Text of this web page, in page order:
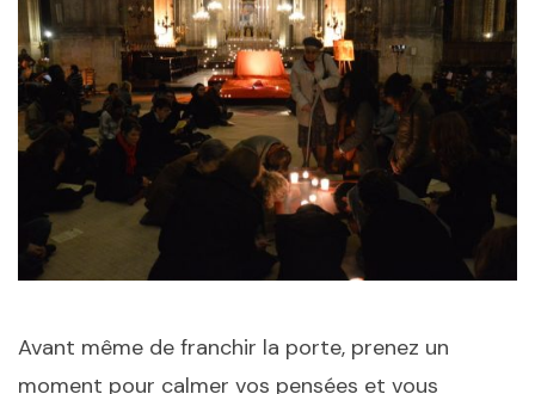
Avant même de franchir la porte, prenez un
moment pour calmer vos pensées et vous